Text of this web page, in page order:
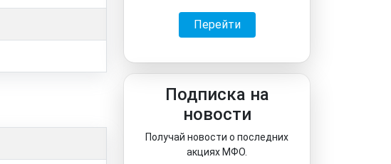
Перейти
Подписка на
новости
Получай новости о последних
акциях МФО.